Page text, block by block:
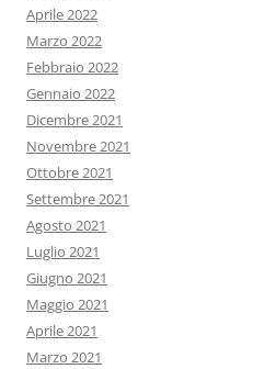
Aprile 2022
Marzo 2022
Febbraio 2022
Gennaio 2022
Dicembre 2021
Novembre 2021
Ottobre 2021
Settembre 2021
Agosto 2021
Luglio 2021
Giugno 2021
Maggio 2021
Aprile 2021
Marzo 2021